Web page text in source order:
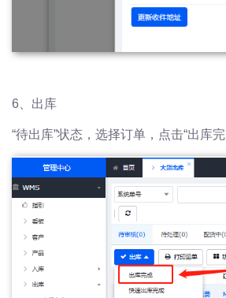
6、出库
“待出库”状态，选择订单，点击“出库完